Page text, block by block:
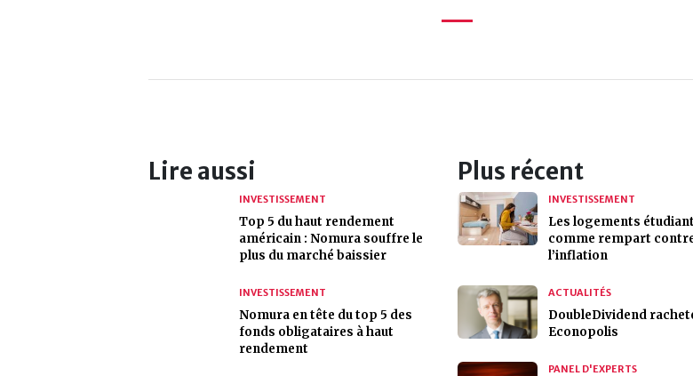
Lire aussi
INVESTISSEMENT
Top 5 du haut rendement
américain : Nomura souffre le
plus du marché baissier
INVESTISSEMENT
Nomura en tête du top 5 des
fonds obligataires à haut
rendement
Plus récent
INVESTISSEMENT
Les logements
comme rempart
l’inflation
ACTUALITÉS
DoubleDividend
Econopolis
PANEL D'EXPERTS